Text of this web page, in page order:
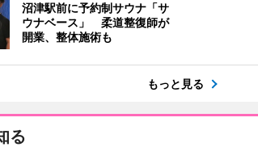
沼津駅前に予約制サウナ「サ
ウナベース」 柔道整復師が
開業、整体施術も
もっと見る
る